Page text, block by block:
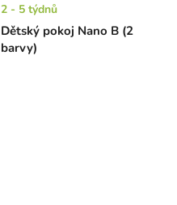
Dětský pokoj Nano B (2
barvy)
2 - 5 týdnů